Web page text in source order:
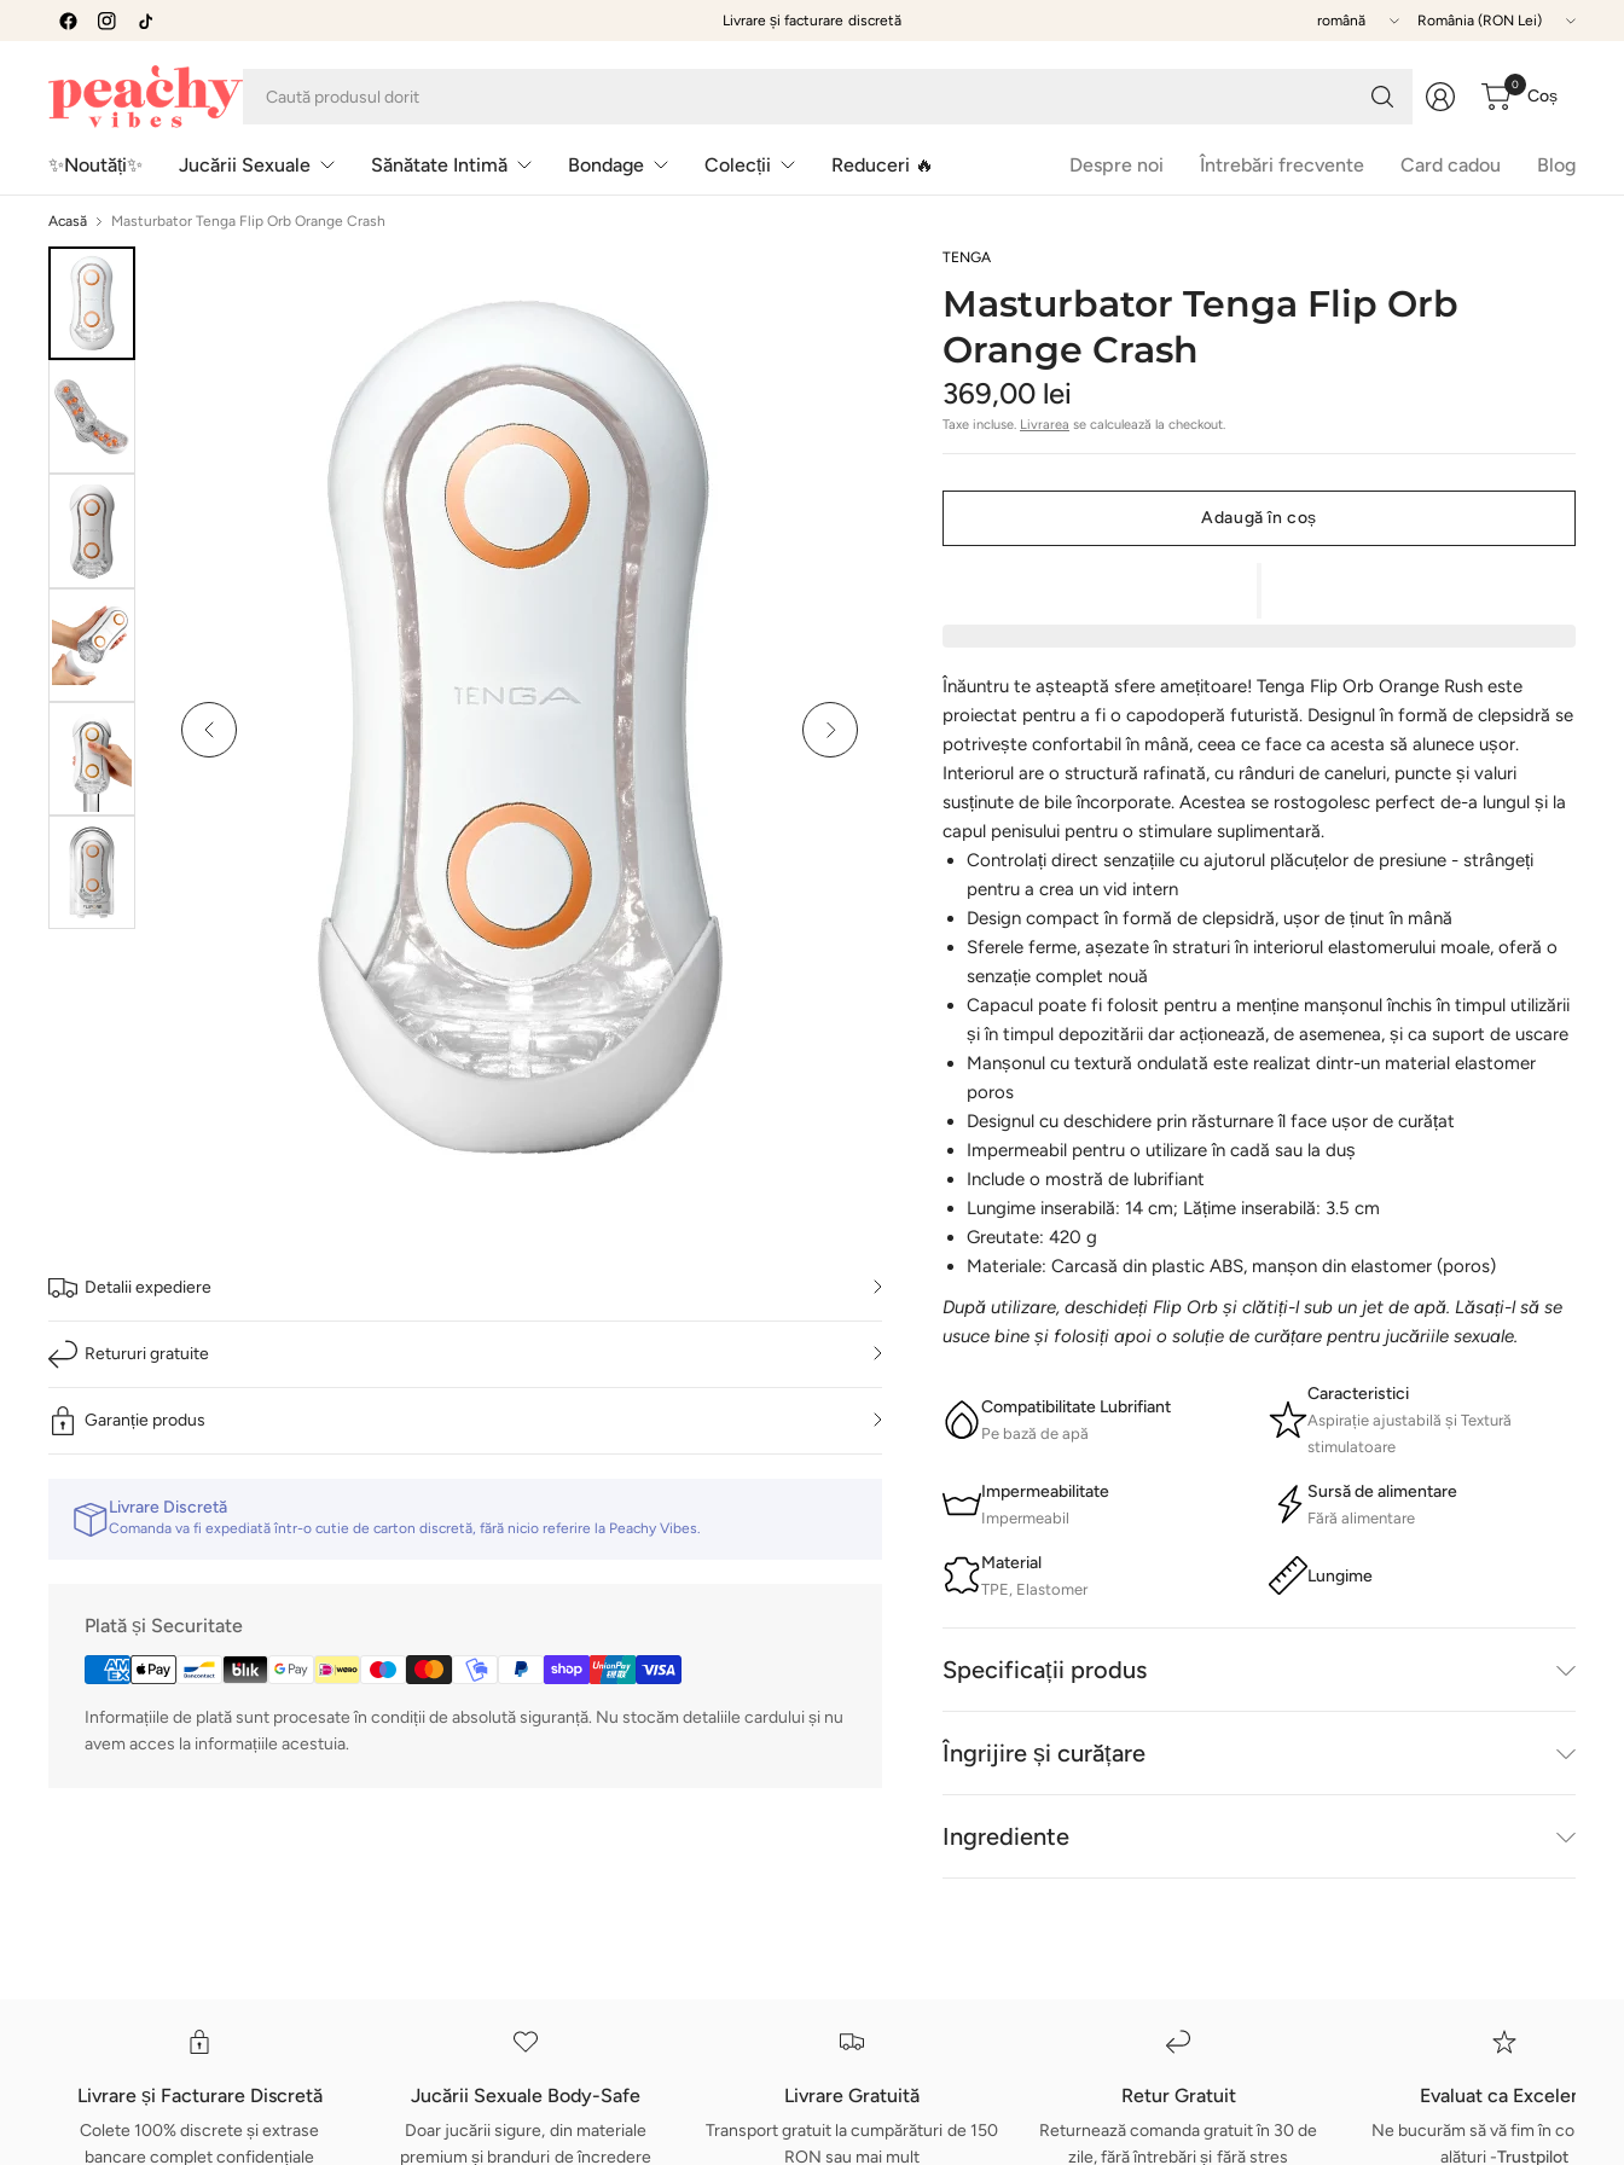
Livrare și facturare discretă
Actualizează
Actualizează
Caută
produsul
0
Coș
✨Noutăți✨ Jucării Sexuale Sănătate Intimă Bondage Colecții Reduceri 🔥 Despre noi Întrebări frecvente Card cadou Blog
Acasă Masturbator Tenga Flip Orb Orange Crash
TENGA
Masturbator Tenga Flip Orb
Orange Crash
369,00 lei
Taxe incluse. Livrarea se calculează la checkout.
Adaugă în coș
Înăuntru te așteaptă sfere amețitoare! Tenga Flip Orb Orange Rush este
proiectat pentru a fi o capodoperă futuristă. Designul în formă de clepsidră se
potrivește confortabil în mână, ceea ce face ca acesta să alunece ușor.
Interiorul are o structură rafinată, cu rânduri de caneluri, puncte și valuri
susținute de bile încorporate. Acestea se rostogolesc perfect de-a lungul și la
capul penisului pentru o stimulare suplimentară.
Controlați direct senzațiile cu ajutorul plăcuțelor de presiune - strângeți
pentru a crea un vid intern
Design compact în formă de clepsidră, ușor de ținut în mână
Sferele ferme, așezate în straturi în interiorul elastomerului moale, oferă o
senzație complet nouă
Capacul poate fi folosit pentru a menține manșonul închis în timpul utilizării
și în timpul depozitării dar acționează, de asemenea, și ca suport de uscare
Manșonul cu textură ondulată este realizat dintr-un material elastomer
poros
Designul cu deschidere prin răsturnare îl face ușor de curățat
Impermeabil pentru o utilizare în cadă sau la duș
Include o mostră de lubrifiant
Lungime inserabilă: 14 cm; Lățime inserabilă: 3.5 cm
Greutate: 420 g
Materiale: Carcasă din plastic ABS, manșon din elastomer (poros)
După utilizare, deschideți Flip Orb și clătiți-l sub un jet de apă. Lăsați-l să se
usuce bine și folosiți apoi o soluție de curățare pentru jucăriile sexuale.
Compatibilitate Lubrifiant
Pe bază de apă
Caracteristici
Aspirație ajustabilă și Textură
stimulatoare
Impermeabilitate
Impermeabil
Sursă de alimentare
Fără alimentare
Material
TPE, Elastomer
Lungime
Specificații produs
Îngrijire și curățare
Ingrediente
Detalii expediere
Retururi gratuite
Garanție produs
Livrare Discretă
Comanda va fi expediată într-o cutie de carton discretă, fără nicio referire la Peachy Vibes.
Plată și Securitate
Informațiile de plată sunt procesate în condiții de absolută siguranță. Nu stocăm detaliile cardului și nu
avem acces la informațiile acestuia.
Livrare și Facturare Discretă
Colete 100% discrete și extrase
bancare complet confidențiale
Jucării Sexuale Body-Safe
Doar jucării sigure, din materiale
premium și branduri de încredere
Livrare Gratuită
Transport gratuit la cumpărături de 150
RON sau mai mult
Retur Gratuit
Returnează comanda gratuit în 30 de
zile, fără întrebări și fără stres
Evaluat ca Excelent
Ne bucurăm să vă fim în
alături -Trustpilot